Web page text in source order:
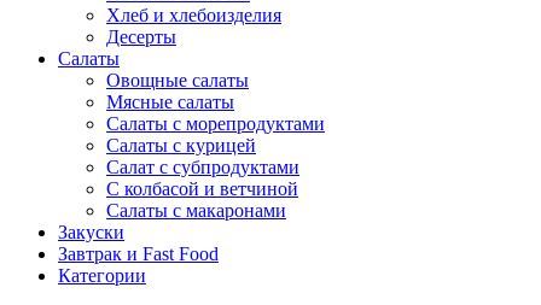
Хлеб и хлебоизделия
Десерты
Салаты
Овощные салаты
Мясные салаты
Салаты с морепродуктами
Салаты с курицей
Салат с субпродуктами
С колбасой и ветчиной
Салаты с макаронами
Закуски
Завтрак и Fast Food
Категории